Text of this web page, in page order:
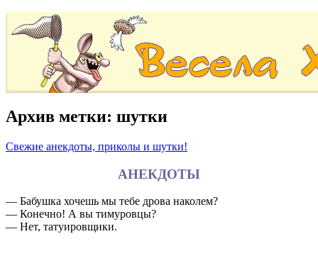
Архив метки: шутки
Свежие анекдоты, приколы и шутки!
АНЕКДОТЫ
— Бабушка хочешь мы тебе дрова наколем?
— Конечно! А вы тимуровцы?
— Нет, татуировщики.